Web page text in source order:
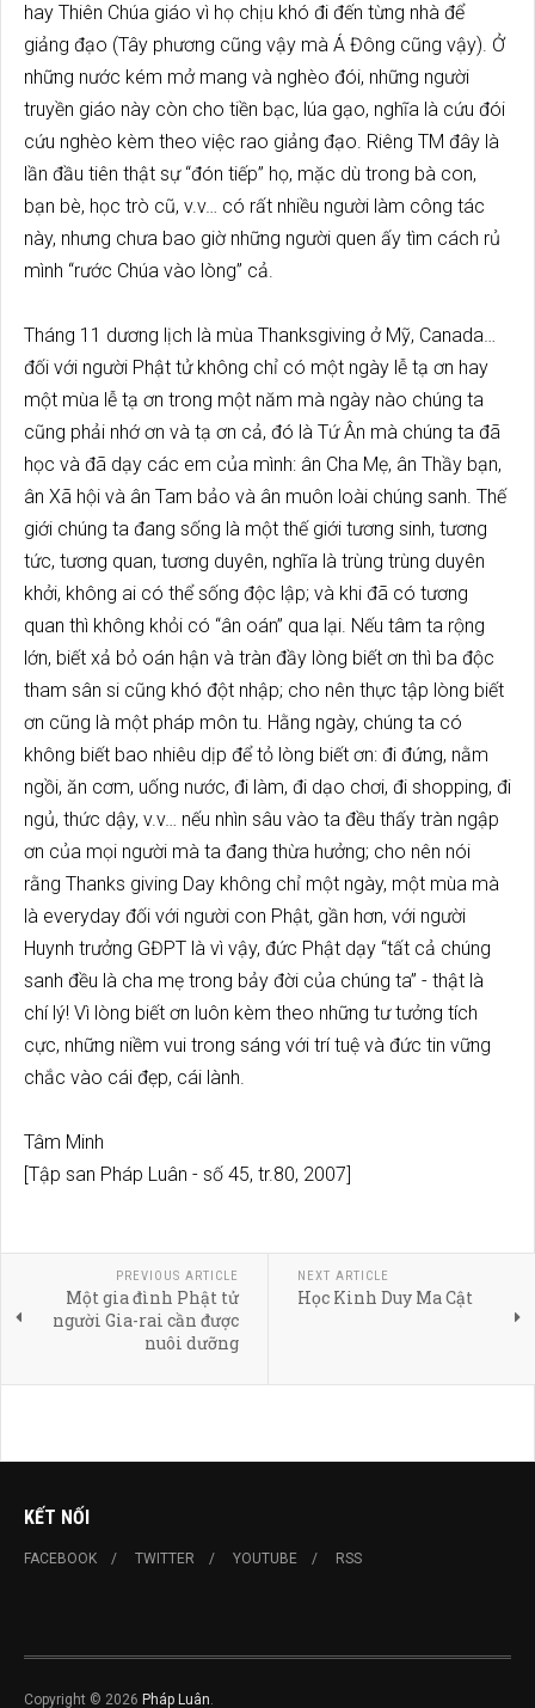
hay Thiên Chúa giáo vì họ chịu khó đi đến từng nhà để
giảng đạo (Tây phương cũng vậy mà Á Đông cũng vậy). Ở
những nước kém mở mang và nghèo đói, những người
truyền giáo này còn cho tiền bạc, lúa gạo, nghĩa là cứu đói
cứu nghèo kèm theo việc rao giảng đạo. Riêng TM đây là
lần đầu tiên thật sự “đón tiếp” họ, mặc dù trong bà con,
bạn bè, học trò cũ, v.v… có rất nhiều người làm công tác
này, nhưng chưa bao giờ những người quen ấy tìm cách rủ
mình “rước Chúa vào lòng” cả.
Tháng 11 dương lịch là mùa Thanksgiving ở Mỹ, Canada…
đối với người Phật tử không chỉ có một ngày lễ tạ ơn hay
một mùa lễ tạ ơn trong một năm mà ngày nào chúng ta
cũng phải nhớ ơn và tạ ơn cả, đó là Tứ Ân mà chúng ta đã
học và đã dạy các em của mình: ân Cha Mẹ, ân Thầy bạn,
ân Xã hội và ân Tam bảo và ân muôn loài chúng sanh. Thế
giới chúng ta đang sống là một thế giới tương sinh, tương
tức, tương quan, tương duyên, nghĩa là trùng trùng duyên
khởi, không ai có thể sống độc lập; và khi đã có tương
quan thì không khỏi có “ân oán” qua lại. Nếu tâm ta rộng
lớn, biết xả bỏ oán hận và tràn đầy lòng biết ơn thì ba độc
tham sân si cũng khó đột nhập; cho nên thực tập lòng biết
ơn cũng là một pháp môn tu. Hằng ngày, chúng ta có
không biết bao nhiêu dịp để tỏ lòng biết ơn: đi đứng, nằm
ngồi, ăn cơm, uống nước, đi làm, đi dạo chơi, đi shopping, đi
ngủ, thức dậy, v.v… nếu nhìn sâu vào ta đều thấy tràn ngập
ơn của mọi người mà ta đang thừa hưởng; cho nên nói
rằng Thanks giving Day không chỉ một ngày, một mùa mà
là everyday đối với người con Phật, gần hơn, với người
Huynh trưởng GĐPT là vì vậy, đức Phật dạy “tất cả chúng
sanh đều là cha mẹ trong bảy đời của chúng ta” - thật là
chí lý! Vì lòng biết ơn luôn kèm theo những tư tưởng tích
cực, những niềm vui trong sáng với trí tuệ và đức tin vững
chắc vào cái đẹp, cái lành.
Tâm Minh
[Tập san Pháp Luân - số 45, tr.80, 2007]
PREVIOUS ARTICLE
Một gia đình Phật tử
người Gia-rai cần được
nuôi dưỡng
NEXT ARTICLE
Học Kinh Duy Ma Cật
KẾT NỐI
FACEBOOK TWITTER YOUTUBE RSS
Copyright © 2026 Pháp Luân.